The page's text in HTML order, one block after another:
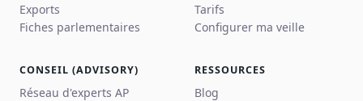
Exports
Fiches parlementaires
Tarifs
Configurer ma veille
CONSEIL (ADVISORY)
Réseau d'experts AP
RESSOURCES
Blog